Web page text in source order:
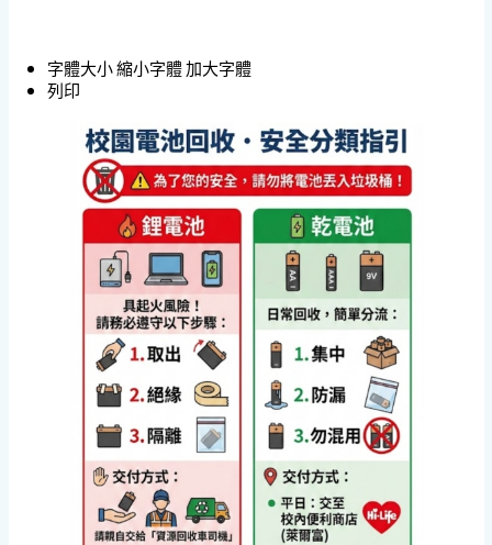
字體大小縮小字體加大字體
列印